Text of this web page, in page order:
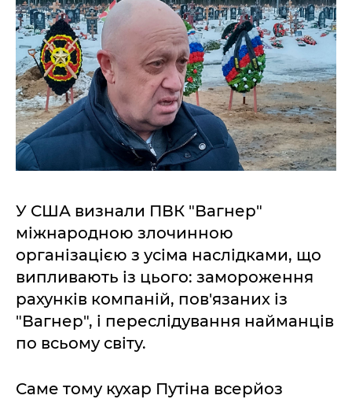
У США визнали ПВК "Вагнер"
міжнародною злочинною
організацією з усіма наслідками, що
випливають із цього: замороження
рахунків компаній, пов'язаних із
"Вагнер", і переслідування найманців
по всьому світу.
Саме тому кухар Путіна всерйоз